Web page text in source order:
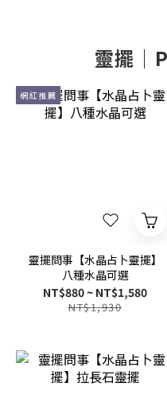
靈擺
網紅推薦
靈擺問事【水晶占卜靈擺】
八種水晶可選
NT$880 ~ NT$1,580
NT$1,930